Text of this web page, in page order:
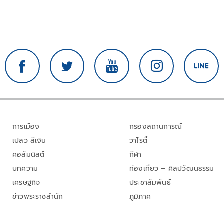
การเมือง
เปลว สีเงิน
คอลัมนิสต์
บทความ
เศรษฐกิจ
ข่าวพระราชสำนัก
กรองสถานการณ์
วาไรตี้
กีฬา
ท่องเที่ยว – ศิลปวัฒนธรรม
ประชาสัมพันธ์
ภูมิภาค